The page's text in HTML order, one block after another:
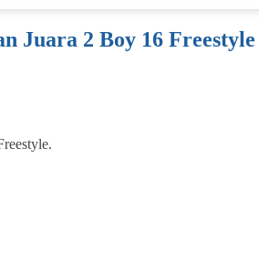
Juara 2 Boy 16 Freestyle